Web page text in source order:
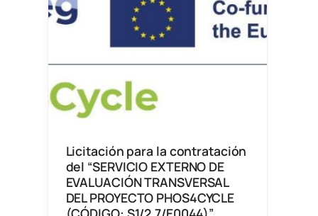
Licitación para la contratación
del “SERVICIO EXTERNO DE
EVALUACIÓN TRANSVERSAL
DEL PROYECTO PHOS4CYCLE